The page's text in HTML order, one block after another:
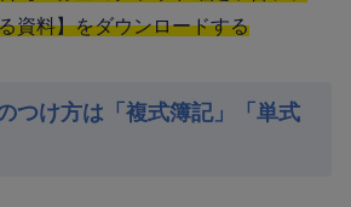
資料】をダウンロードする
つけ方は「複式簿記」「単式